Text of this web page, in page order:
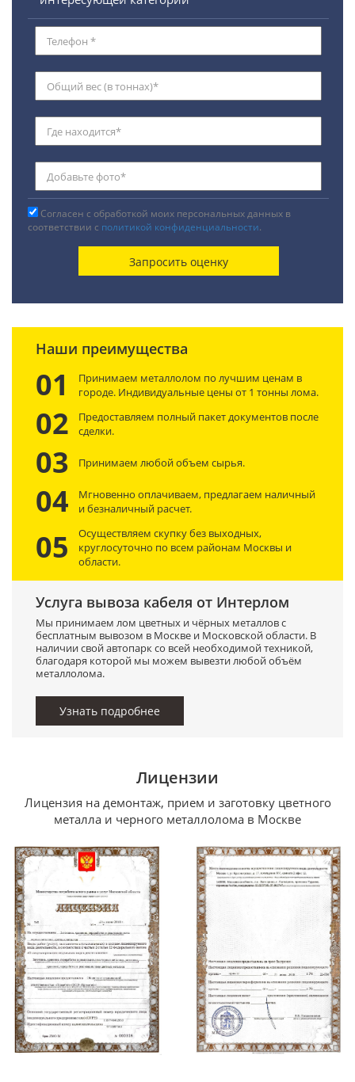
Согласен с обработкой моих персональных данных в
соответствии с политикой конфиденциальности.
Наши преимущества
01
Принимаем металлолом по лучшим ценам в
городе. Индивидуальные цены от 1 тонны лома.
02
Предоставляем полный пакет документов после
сделки.
03 Принимаем любой объем сырья.
04
Мгновенно оплачиваем, предлагаем наличный
и безналичный расчет.
05
Осуществляем скупку без выходных,
круглосуточно по всем районам Москвы и
области.
Услуга вывоза кабеля от Интерлом
Мы принимаем лом цветных и чёрных металлов с
бесплатным вывозом в Москве и Московской области. В
наличии свой автопарк со всей необходимой техникой,
благодаря которой мы можем вывезти любой объём
металлолома.
Узнать подробнее
Лицензии
Лицензия на демонтаж, прием и заготовку цветного
металла и черного металлолома в Москве